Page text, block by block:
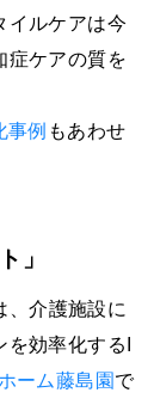
イルケアは今
症ケアの質を
事例 もあわせ
」
、介護施設に
効率化するI
ーム藤島園 で